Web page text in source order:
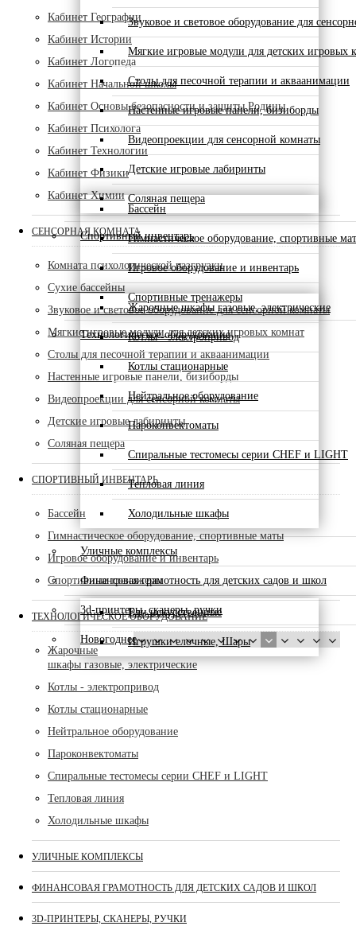
Звуковое и световое оборудование для
Мягкие игровые модули для детских игровых
Столы для песочной терапии и акваанимации
Настенные игровые панели, бизиборды
Видеопроекции для сенсорной комнаты
Детские игровые лабиринты
Соляная пещера
Спортивный инвентарь
Бассейн
Гимнастическое оборудование, спортивные
Игровое оборудование и инвентарь
Спортивные тренажеры
Технологическое оборудование
Жарочные шкафы газовые, электрические
Котлы - электропривод
Котлы стационарные
Нейтральное оборудование
Пароконвектоматы
Спиральные тестомесы серии CHEF и LIGHT
Тепловая линия
Холодильные шкафы
Уличные комплексы
Финансовая грамотность для детских садов и школ
3d-принтеры, сканеры, ручки
Новогоднее
Ели искусственные
Игрушки елочные, Шары
Кабинет Географии
Кабинет Истории
Кабинет Логопеда
Кабинет Начальной школы
Кабинет Основы безопасности и защиты Родины
Кабинет Психолога
Кабинет Технологии
Кабинет Физики
Кабинет Химии
СЕНСОРНАЯ КОМНАТА
Комната психологической разгрузки
Сухие бассейны
Звуковое и световое оборудование для сенсорной комнаты
Мягкие игровые модули для детских игровых комнат
Столы для песочной терапии и акваанимации
Настенные игровые панели, бизиборды
Видеопроекции для сенсорной комнаты
Детские игровые лабиринты
Соляная пещера
СПОРТИВНЫЙ ИНВЕНТАРЬ
Бассейн
Гимнастическое оборудование, спортивные маты
Игровое оборудование и инвентарь
Спортивные тренажеры
ТЕХНОЛОГИЧЕСКОЕ ОБОРУДОВАНИЕ
Жарочные
шкафы газовые, электрические
Котлы - электропривод
Котлы стационарные
Нейтральное оборудование
Пароконвектоматы
Спиральные тестомесы серии CHEF и LIGHT
Тепловая линия
Холодильные шкафы
УЛИЧНЫЕ КОМПЛЕКСЫ
ФИНАНСОВАЯ ГРАМОТНОСТЬ ДЛЯ ДЕТСКИХ САДОВ И ШКОЛ
3D-ПРИНТЕРЫ, СКАНЕРЫ, РУЧКИ